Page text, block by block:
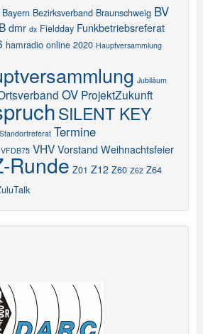
Bayern Bezirksverband Braunschweig BV
dmr dx Fieldday Funkbetriebsreferat
hamradio online 2020 Hauptversammlung
Jubiläum
OV ProjektZukunft
SILENT KEY
Standortreferat Termine
VFDB75 VHV Vorstand Weihnachtsfeier
Runde Z01 Z12 Z60 Z62 Z64